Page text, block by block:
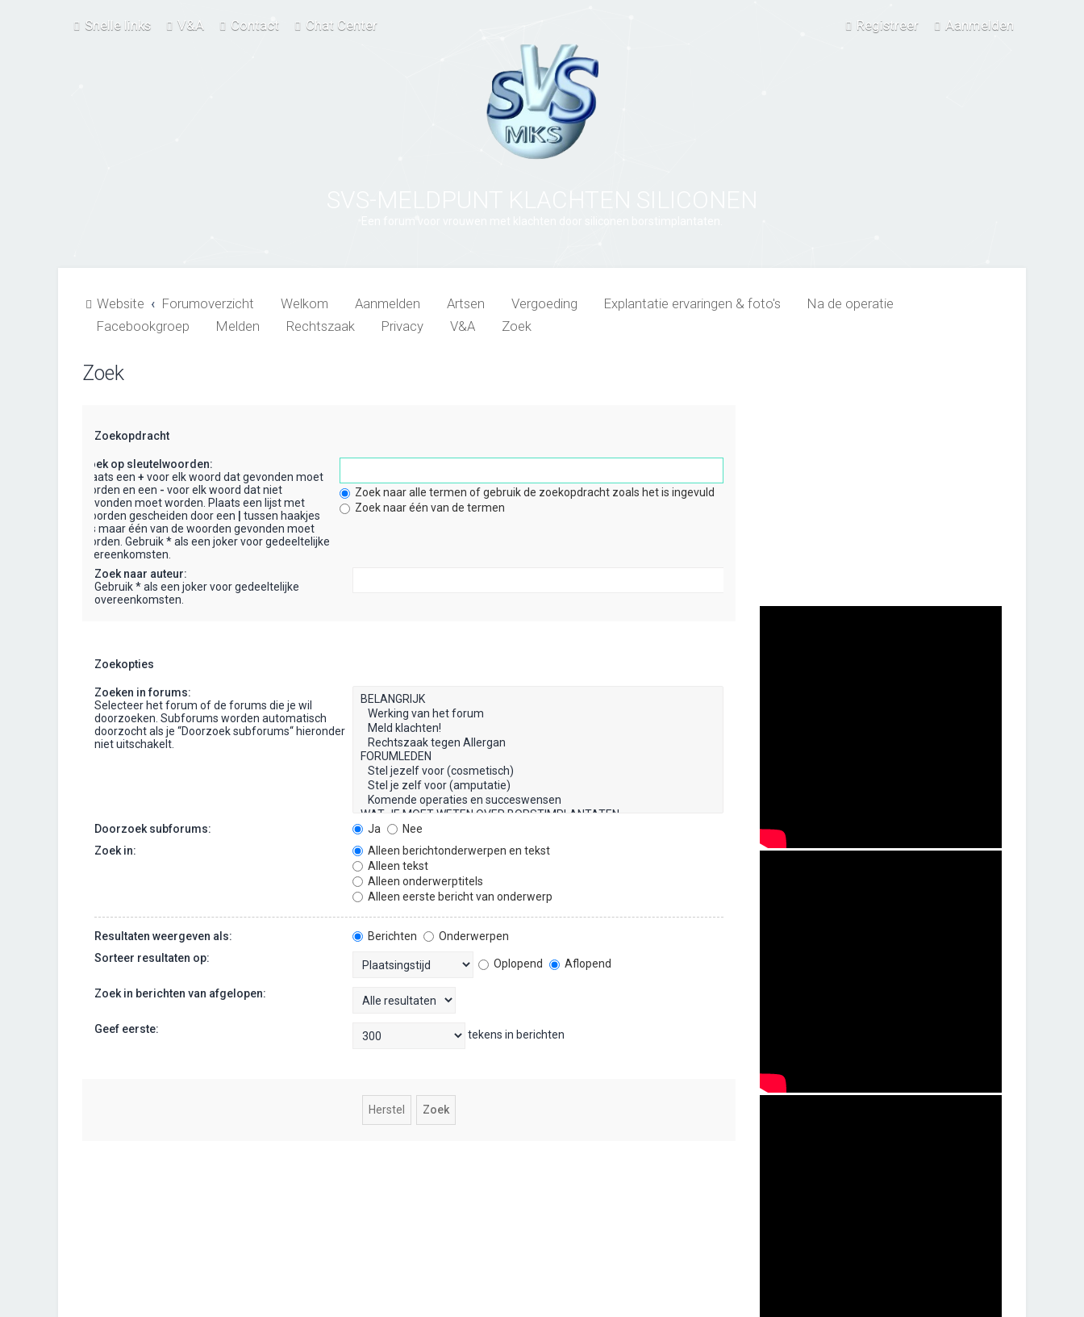
Snelle links V&A Contact Chat Center Aanmelden
Registreer
Website Forumoverzicht Welkom Aanmelden Artsen Vergoeding Explantatie ervaringen & foto's
Na de operatie
Facebookgroep
Melden Rechtszaak Privacy V&A Zoek
Zoek
Zoekopdracht
Zoek op sleutelwoorden:
Plaats een + voor elk woord dat gevonden moet
worden en een - voor elk woord dat niet
gevonden moet worden. Plaats een lijst met
woorden gescheiden door een
tussen haakjes
als maar één van de woorden gevonden moet
worden. Gebruik * als een joker voor gedeeltelijke
overeenkomsten.
Zoek naar alle termen of gebruik de zoekopdracht zoals het is ingevuld
Zoek naar één van de termen
Zoek naar auteur:
Gebruik * als een joker voor gedeeltelijke
overeenkomsten.
Zoekopties
Zoeken in forums:
Selecteer het forum of de forums die je wil
doorzoeken. Subforums worden automatisch
doorzocht als je “Doorzoek subforums“ hieronder
niet uitschakelt.
Doorzoek subforums: Ja
Nee
Zoek in:
Alleen berichtonderwerpen en tekst
Alleen tekst
Alleen onderwerptitels
Alleen eerste bericht van onderwerp
Resultaten weergeven als: Berichten
Onderwerpen
Sorteer resultaten op:
Oplopend Aflopend
Zoek in berichten van afgelopen:
Geef eerste: tekens in berichten